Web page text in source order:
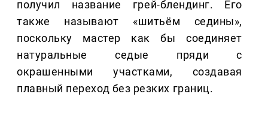
получил название грей-блендинг. Его
также называют «шитьём седины»,
поскольку мастер как бы соединяет
натуральные седые пряди с
окрашенными участками, создавая
плавный переход без резких границ.